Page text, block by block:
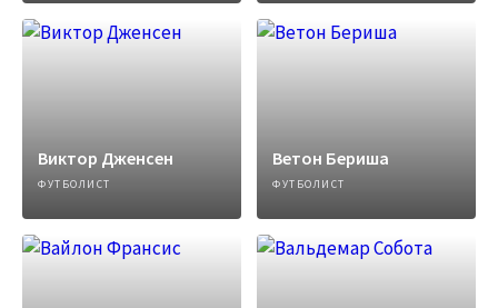
Виктор Дженсен
ФУТБОЛИСТ
Ветон Бериша
ФУТБОЛИСТ